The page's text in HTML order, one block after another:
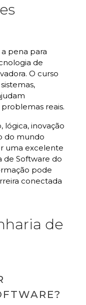
pena para
de
O curso
reais.
lógica, inovação
do mundo
uma excelente
de Software do
pode
conectada
de